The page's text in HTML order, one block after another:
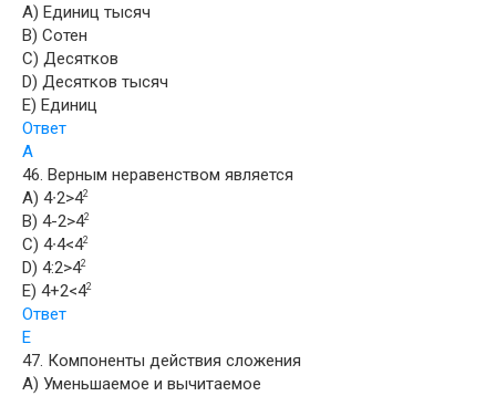
A) Единиц тысяч
B) Сотен
C) Десятков
D) Десятков тысяч
E) Единиц
Ответ
А
46. Верным неравенством является
A) 4∙2>42
B) 4-2>42
C) 4∙4<42
D) 4:2>42
E) 4+2<42
Ответ
E
47. Компоненты действия сложения
A) Уменьшаемое и вычитаемое